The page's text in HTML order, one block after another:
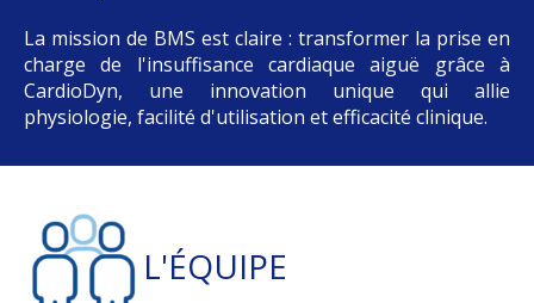
La mission de BMS est claire : transformer la prise en
charge de l'insuffisance cardiaque aiguë grâce à
CardioDyn, une innovation unique qui allie
physiologie, facilité d'utilisation et efficacité clinique.
L'ÉQUIPE